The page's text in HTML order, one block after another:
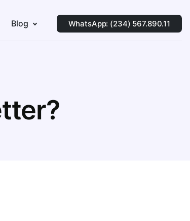
Blog WhatsApp: (234) 567.890.11